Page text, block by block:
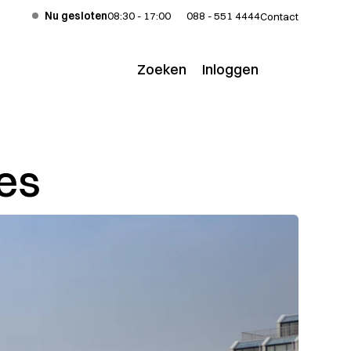
Nu gesloten08:30 - 17:00 088 - 551 4444Contact
Zoeken Inloggen